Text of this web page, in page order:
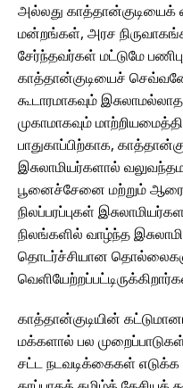
அல்லது காத்தான்குடியைக்
மன்றங்கள், அரச
சேர்ந்தவர்கள் மட்டுமே
காத்தான்குடியைச்
கூடாரமாகவும்
முகாமாகவும்
பாதுகாப்பிற்காக,
இசுலாமியர்களால்
பூனைச்சேனை மற்றும்
நிலப்பரப்புகள்
நிலங்களில் வாழ்ந்த
தொடர்ச்சியான
காத்தான்குடியின்
மக்களால் பல
சட்ட நடவடிக்கைகள் எடுக்க